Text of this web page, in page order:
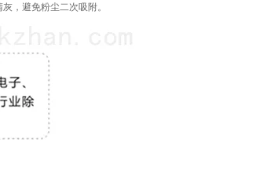
，避免粉尘二次吸附。